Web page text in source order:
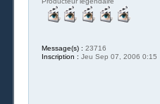
Message(s) : 23716
Inscription : Jeu Sep 07, 2006 0:15